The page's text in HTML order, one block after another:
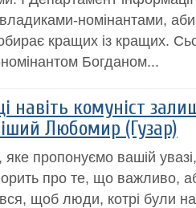
владиками-номінантами,
кращих із кращих.
Богданом...
навіть комуніст
Любомир (Гузар)
яке пропонуємо вашій
про те, що важливо,
щоб люди, котрі були